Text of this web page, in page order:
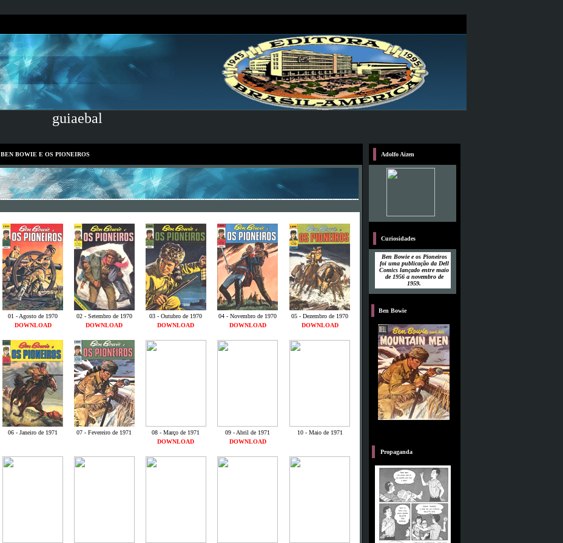
guiaebal
BEN BOWIE E OS PIONEIROS
01 - Agosto de 1970 02 - Setembro de 1970 03 - Outubro de 1970 04 - Novembro de 1970
05 - Dezembro de 1970
DOWNLOAD
DOWNLOAD DOWNLOAD DOWNLOAD DOWNLOAD
06 - Janeiro de 1971 07 - Fevereiro de 1971 08 - Março de 1971 09 - Abril de 1971
10 - Maio de 1971
DOWNLOAD
DOWNLOAD
Adolfo Aizen
Curiosidades
Ben Bowie e os Pioneiros
foi uma publicação da Dell
Comics lançado entre maio
de 1956 a novembro de
1959.
Ben Bowie
Propaganda